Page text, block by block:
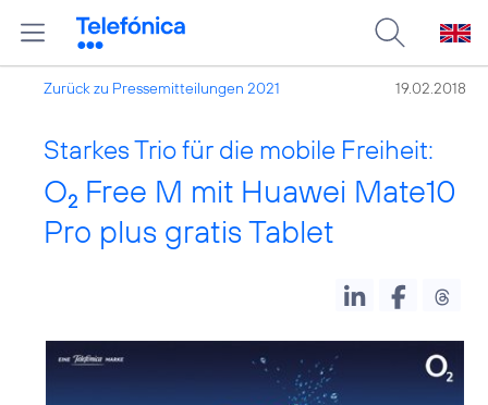
Zurück zu Pressemitteilungen 2021 19.02.2018
Starkes Trio für die mobile Freiheit:
O2 Free M mit Huawei Mate10
Pro plus gratis Tablet